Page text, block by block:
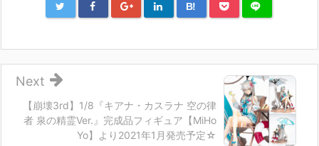
B!
【崩壊3rd】1/8『キアナ・カスラナ 空の律
者 泉の精霊Ver.』完成品フィギュア【MiHo
Yo】より2021年1月発売予定☆
Next